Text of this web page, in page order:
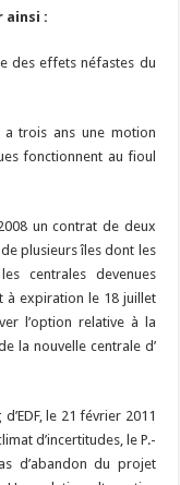
ainsi :
effets néfastes du
trois ans une motion
fonctionnent au fioul
un contrat de deux
plusieurs îles dont les
centrales devenues
à expiration le 18 juillet
l’option relative à la
la nouvelle centrale d’
le 21 février 2011
d’incertitudes, le P.-
d’abandon du projet